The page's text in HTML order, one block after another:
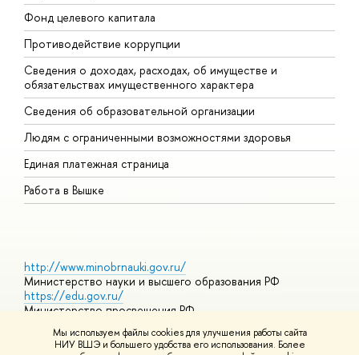
Мы используем файлы cookies для улучшения работы сайта
НИУ ВШЭ и большего удобства его использования. Более
Фонд целевого капитала
Противодействие коррупции
Сведения о доходах, расходах, об имуществе и
обязательствах имущественного характера
Сведения об образовательной организации
Людям с ограниченными возможностями здоровья
Единая платежная страница
Работа в Вышке
http://www.minobrnauki.gov.ru/
Министерство науки и высшего образования РФ
https://edu.gov.ru/
Министерство просвещения РФ
https://elearning.hse.ru/mooc
Массовые открытые онлайн-курсы